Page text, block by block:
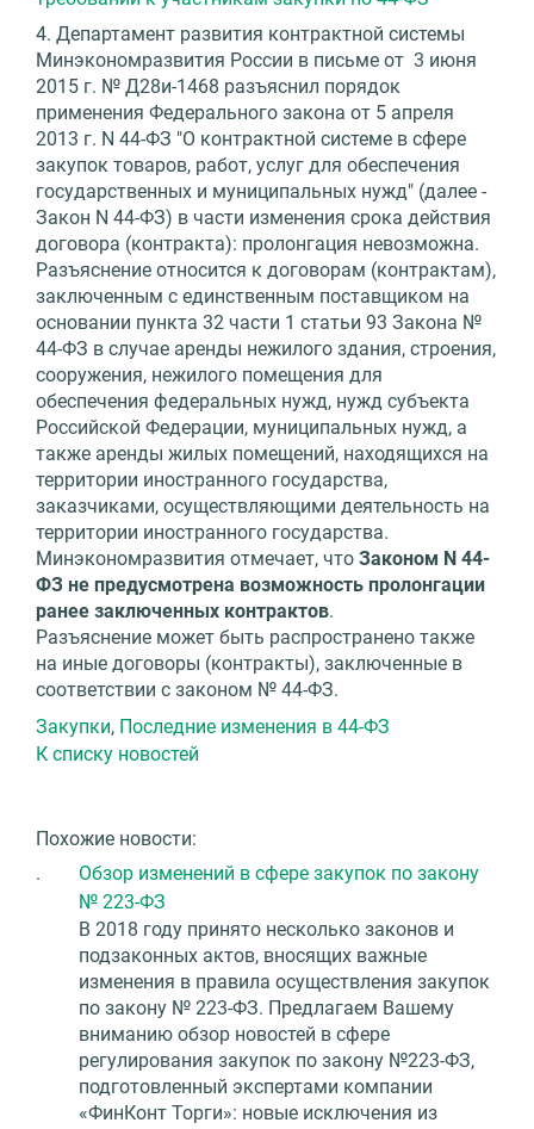
4. Департамент развития контрактной системы
Минэкономразвития России в письме от 3 июня
2015 г. № Д28и-1468 разъяснил порядок
применения Федерального закона от 5 апреля
2013 г. N 44-ФЗ "О контрактной системе в сфере
закупок товаров, работ, услуг для обеспечения
государственных и муниципальных нужд" (далее -
Закон N 44-ФЗ) в части изменения срока действия
договора (контракта): пролонгация невозможна.
Разъяснение относится к договорам (контрактам),
заключенным с единственным поставщиком на
основании пункта 32 части 1 статьи 93 Закона №
44-ФЗ в случае аренды нежилого здания, строения,
сооружения, нежилого помещения для
обеспечения федеральных нужд, нужд субъекта
Российской Федерации, муниципальных нужд, а
также аренды жилых помещений, находящихся на
территории иностранного государства,
заказчиками, осуществляющими деятельность на
территории иностранного государства.
Минэкономразвития отмечает, что Законом N 44-
ФЗ не предусмотрена возможность пролонгации
ранее заключенных контрактов.
Разъяснение может быть распространено также
на иные договоры (контракты), заключенные в
соответствии с законом № 44-ФЗ.
Закупки, Последние изменения в 44-ФЗ
К списку новостей
Похожие новости:
.
Обзор изменений в сфере закупок по закону
№ 223-ФЗ
В 2018 году принято несколько законов и
подзаконных актов, вносящих важные
изменения в правила осуществления закупок
по закону № 223-ФЗ. Предлагаем Вашему
вниманию обзор новостей в сфере
регулирования закупок по закону №223-ФЗ,
подготовленный экспертами компании
«ФинКонт Торги»: новые исключения из